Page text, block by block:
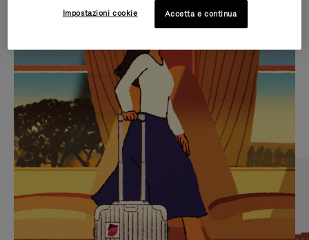
NON
È
IN
PAUSA,
PREMERE
PER
METTERLO
È
SILENZIATO,
PREMI
PER
ATTIVARE
LAUDIO
SELEZIONI REGALO CURATE
Trova la compagna perfetta
per ogni viaggio
Impostazioni cookie Accetta e continua